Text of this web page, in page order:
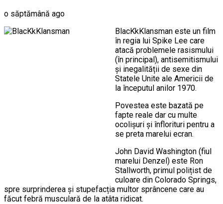
o săptămână ago
BlacKkKlansman este un film
în regia lui Spike Lee care
atacă problemele rasismului
(în principal), antisemitismului
și inegalității de sexe din
Statele Unite ale Americii de
la începutul anilor 1970.
Povestea este bazată pe
fapte reale dar cu multe
ocolișuri și înflorituri pentru a
se preta marelui ecran.
John David Washington (fiul
marelui Denzel) este Ron
Stallworth, primul polițist de
culoare din Colorado Springs,
spre surprinderea și stupefacția multor sprâncene care au
făcut febră musculară de la atâta ridicat.